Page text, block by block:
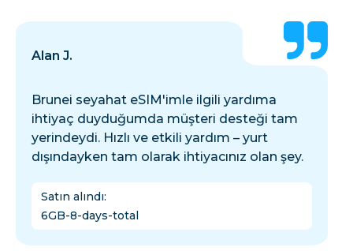
Alan J.
Brunei seyahat eSIM'imle ilgili yardıma
ihtiyaç duyduğumda müşteri desteği tam
yerindeydi. Hızlı ve etkili yardım – yurt
dışındayken tam olarak ihtiyacınız olan şey.
Satın alındı:
6GB-8-days-total